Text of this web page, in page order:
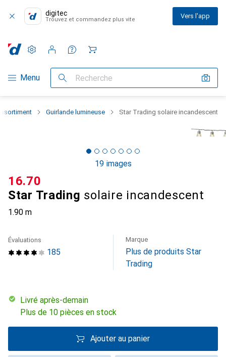
digitec
Trouvez et commandez plus vite Vers l'app
Navigation par catégorie
Menu Recherche
Paramètres
Compte client
Listes de comparaison
Listes d'envies
Panier
Guirlande lumineuse Star Trading solaire incandescent
19 images
Star Trading solaire incandescent
1.90 m
CHF
16.70
185
Évaluations Marque
Plus de produits Star
Trading
Livré après-demain
Plus de 10 pièces en stock
Ajouter au panier